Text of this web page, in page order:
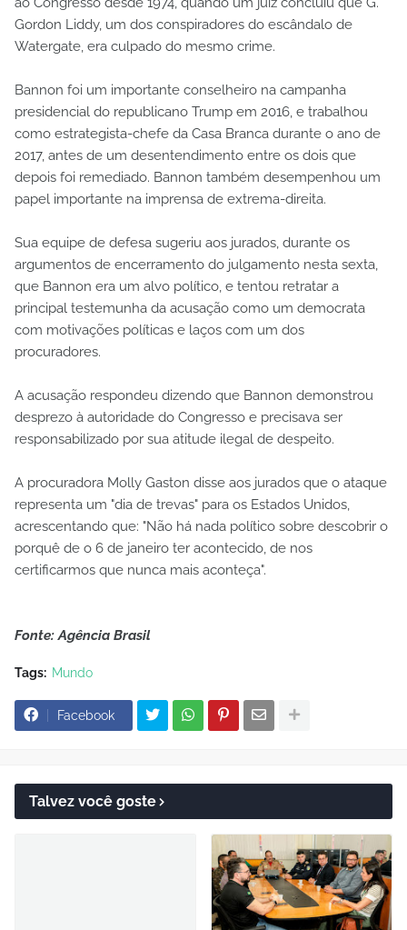
Gordon Liddy, um dos conspiradores do escândalo de
Watergate, era culpado do mesmo crime.
Bannon foi um importante conselheiro na campanha
presidencial do republicano Trump em 2016, e trabalhou
como estrategista-chefe da Casa Branca durante o ano de
2017, antes de um desentendimento entre os dois que
depois foi remediado. Bannon também desempenhou um
papel importante na imprensa de extrema-direita.
Sua equipe de defesa sugeriu aos jurados, durante os
argumentos de encerramento do julgamento nesta sexta,
que Bannon era um alvo político, e tentou retratar a
principal testemunha da acusação como um democrata
com motivações políticas e laços com um dos
procuradores.
A acusação respondeu dizendo que Bannon demonstrou
desprezo à autoridade do Congresso e precisava ser
responsabilizado por sua atitude ilegal de despeito.
A procuradora Molly Gaston disse aos jurados que o ataque
representa um "dia de trevas" para os Estados Unidos,
acrescentando que: "Não há nada político sobre descobrir o
porquê de o 6 de janeiro ter acontecido, de nos
certificarmos que nunca mais aconteça".
Fonte: Agência Brasil
Tags: Mundo
Facebook
Talvez você goste